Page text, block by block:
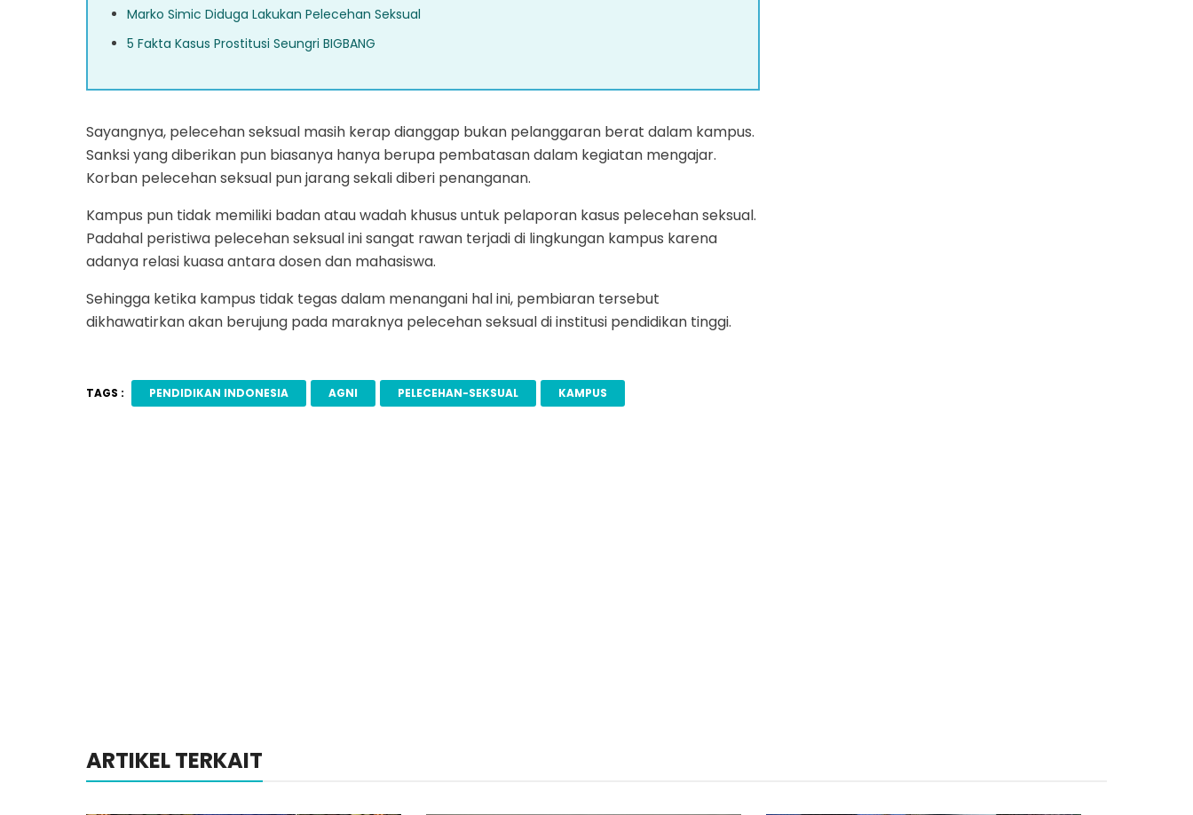
Marko Simic Diduga Lakukan Pelecehan Seksual
5 Fakta Kasus Prostitusi Seungri BIGBANG
Sayangnya, pelecehan seksual masih kerap dianggap bukan pelanggaran berat dalam kampus.
Sanksi yang diberikan pun biasanya hanya berupa pembatasan dalam kegiatan mengajar.
Korban pelecehan seksual pun jarang sekali diberi penanganan.
Kampus pun tidak memiliki badan atau wadah khusus untuk pelaporan kasus pelecehan seksual.
Padahal peristiwa pelecehan seksual ini sangat rawan terjadi di lingkungan kampus karena
adanya relasi kuasa antara dosen dan mahasiswa.
Sehingga ketika kampus tidak tegas dalam menangani hal ini, pembiaran tersebut
dikhawatirkan akan berujung pada maraknya pelecehan seksual di institusi pendidikan tinggi.
TAGS : PENDIDIKAN INDONESIA AGNI PELECEHAN-SEKSUAL KAMPUS
ARTIKEL TERKAIT